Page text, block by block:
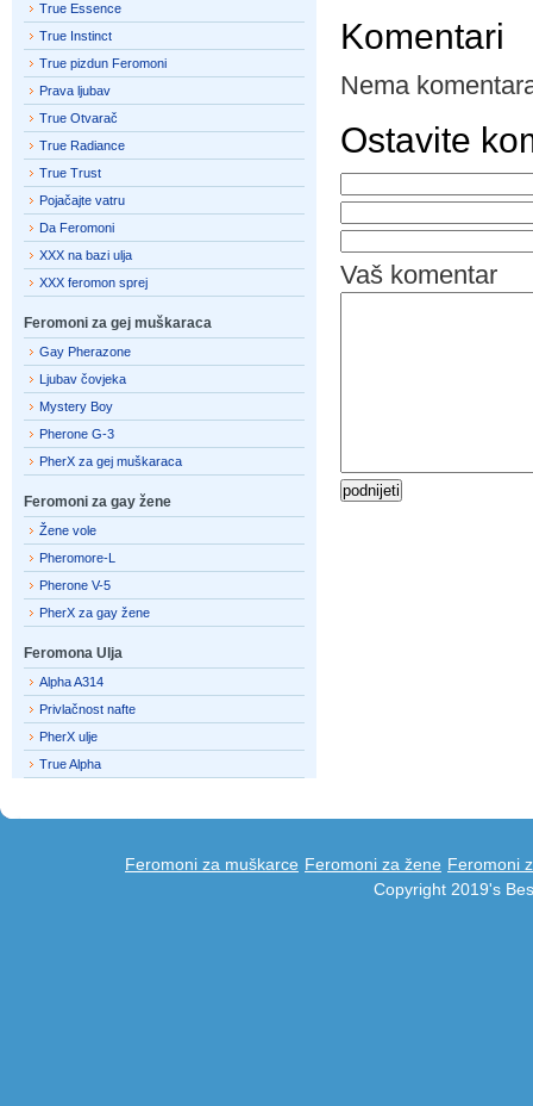
Komentari
Nema
Ostavite
Vaš komentar
True Essence
True Instinct
True pizdun Feromoni
Prava ljubav
True Otvarač
True Radiance
True Trust
Pojačajte vatru
Da Feromoni
XXX na bazi ulja
XXX feromon sprej
Feromoni za gej muškaraca
Gay Pherazone
Ljubav čovjeka
Mystery Boy
Pherone G-3
PherX za gej muškaraca
Feromoni za gay žene
Žene vole
Pheromore-L
Pherone V-5
PherX za gay žene
Feromona Ulja
Alpha A314
Privlačnost nafte
PherX ulje
True Alpha
Feromoni za muškarce Feromoni za žene Feromoni
Copyright 2019's